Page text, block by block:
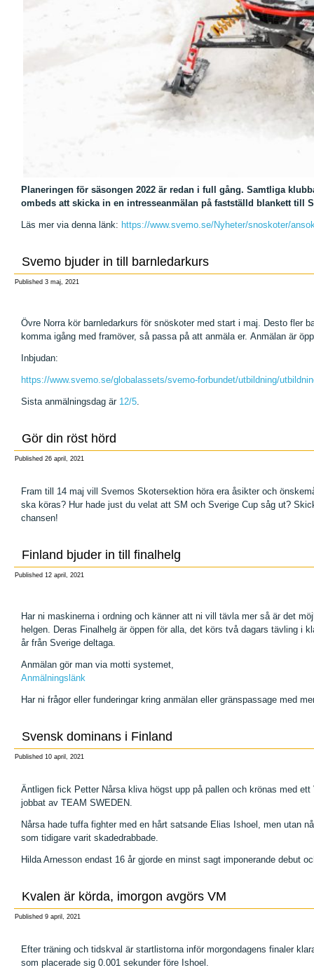
Planeringen för säsongen 2022 är redan i full gång. Samtliga
ombeds att skicka in en intresseanmälan på fastställd blankett till
Läs mer via denna länk: https://www.svemo.se/Nyheter/snoskoter/
Svemo bjuder in till barnledarkurs
Published 3 maj, 2021
Övre Norra kör barnledarkurs för snöskoter med start i maj. Desto fler
komma igång med framöver, så passa på att anmäla er. Anmälan är
Inbjudan:
https://www.svemo.se/globalassets/svemo-forbundet/utbildning/
Sista anmälningsdag är 12/5.
Gör din röst hörd
Published 26 april, 2021
Fram till 14 maj vill Svemos Skotersektion höra era åsikter och
ska köras? Hur hade just du velat att SM och Sverige Cup såg ut?
chansen!
Finland bjuder in till finalhelg
Published 12 april, 2021
Har ni maskinerna i ordning och känner att ni vill tävla mer så är det
helgen. Deras Finalhelg är öppen för alla, det körs två dagars tävling i
år från Sverige deltaga.
Anmälan gör man via motti systemet,
Anmälningslänk
Har ni frågor eller funderingar kring anmälan eller gränspassage med
Svensk dominans i Finland
Published 10 april, 2021
Äntligen fick Petter Nårsa kliva högst upp på pallen och krönas med
jobbat av TEAM SWEDEN.
Nårsa hade tuffa fighter med en hårt satsande Elias Ishoel, men utan
som tidigare varit skadedrabbade.
Hilda Arnesson endast 16 år gjorde en minst sagt imponerande debut
Kvalen är körda, imorgon avgörs VM
Published 9 april, 2021
Efter träning och tidskval är startlistorna inför morgondagens finaler
som placerade sig 0.001 sekunder före Ishoel.